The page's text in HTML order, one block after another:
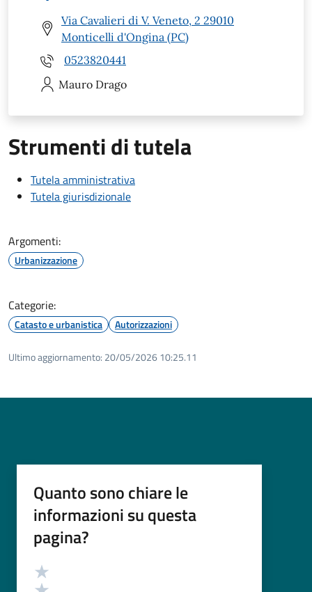
Via Cavalieri di V. Veneto, 2 29010
Monticelli d'Ongina (PC)
0523820441
Mauro Drago
Strumenti di tutela
Tutela amministrativa
Tutela giurisdizionale
Argomenti:
Urbanizzazione
Categorie:
Catasto e urbanistica Autorizzazioni
Ultimo aggiornamento: 20/05/2026 10:25.11
Quanto sono chiare le
informazioni su questa
pagina?
Valutazione